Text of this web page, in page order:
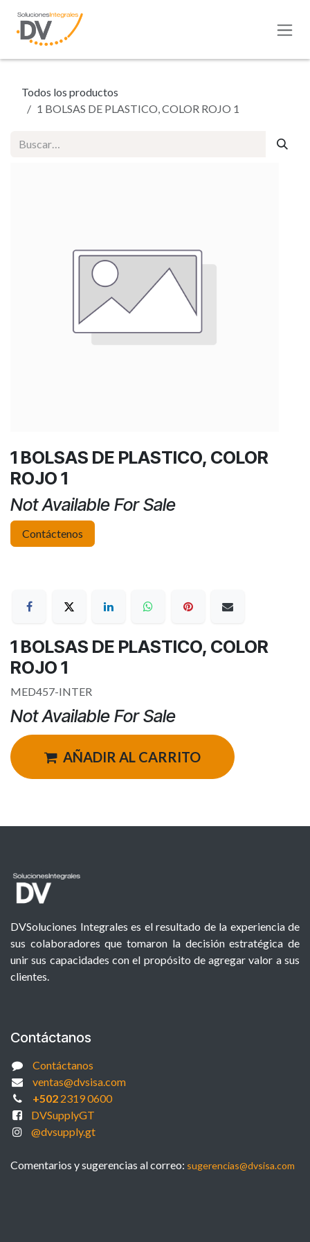
Todos los productos
1 BOLSAS DE PLASTICO, COLOR ROJO 1
1 BOLSAS DE PLASTICO, COLOR
ROJO 1
Not Available For Sale
Contáctenos
1 BOLSAS DE PLASTICO, COLOR
ROJO 1
MED457-INTER
Not Available For Sale
AÑADIR AL CARRITO
DVSoluciones Integrales es el resultado de la experiencia de
sus colaboradores que tomaron la decisión estratégica de
unir sus capacidades con el propósito de agregar valor a sus
clientes.
Contáctanos
Contáctanos
ventas@dvsisa.com
+5022319 0600
DVSupplyGT
@dvsupply.gt
Comentarios y sugerencias al correo: sugerencias@dvsisa.com